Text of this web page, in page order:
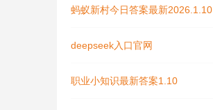
蚂蚁新村今日答案最新2026.1.10
deepseek入口官网
职业小知识最新答案1.10